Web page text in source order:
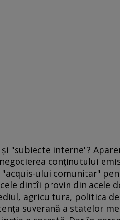
"subiecte interne"?
negocierea conţinutului
ului comunitar"
dintîi provin din acele
agricultura, politica
suverană a statelor